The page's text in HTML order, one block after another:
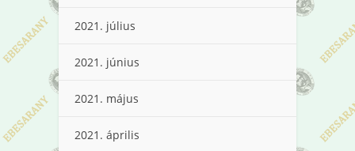
2021. július
2021. június
2021. május
2021. április